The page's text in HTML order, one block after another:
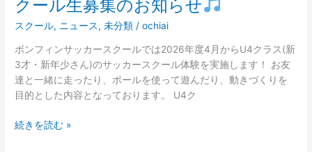
クール生募集のお知らせ
スクール, ニュース,未分類 /ochiai
ボンフィンサッカースクールでは2026年度4月からU4クラス(新
3才・新年少さん)のサッカースクール体験を実施します！ お友
達と一緒に走ったり、ボールを使って遊んだり、動きづくりを
目的とした内容となっております。 U4ク
ー
ル
募
集
の
お
ら
続きを読む »